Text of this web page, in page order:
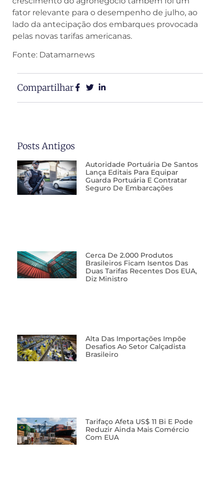
fator relevante para o desempenho de julho, ao
lado da antecipação dos embarques provocada
pelas novas tarifas americanas.
Fonte: Datamarnews
Compartilhar
Posts Antigos
Autoridade Portuária De Santos
Lança Editais Para Equipar
Guarda Portuária E Contratar
Seguro De Embarcações
Cerca De 2.000 Produtos
Brasileiros Ficam Isentos Das
Duas Tarifas Recentes Dos EUA,
Diz Ministro
Alta Das Importações Impõe
Desafios Ao Setor Calçadista
Brasileiro
Tarifaço Afeta US$ 11 Bi E Pode
Reduzir Ainda Mais Comércio
Com EUA